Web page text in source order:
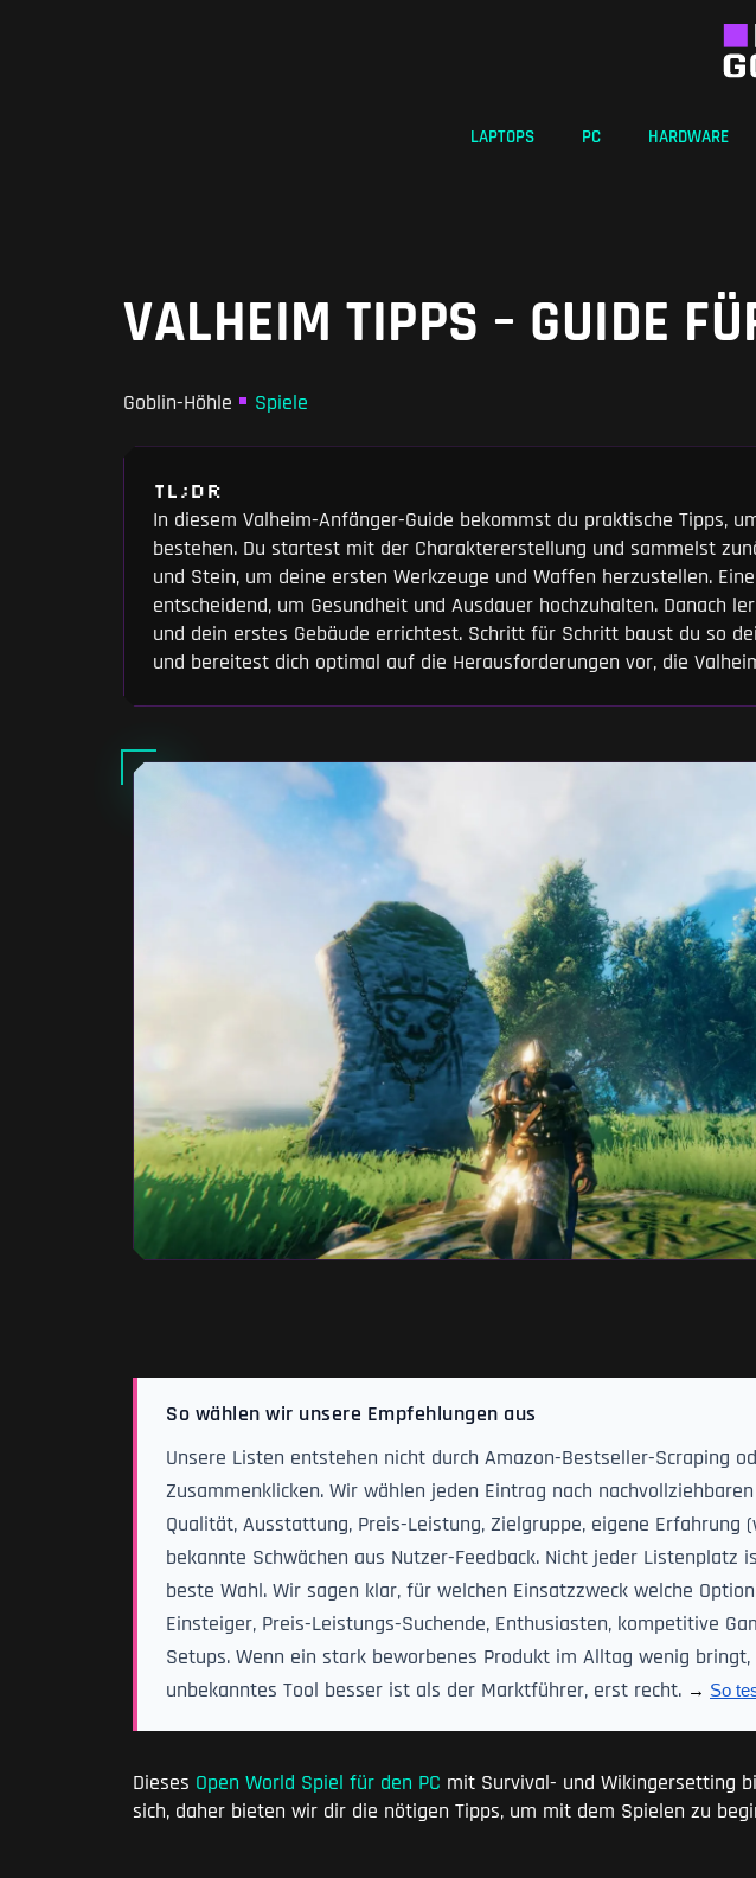
LAPTOPS PC HARDWARE
VALHEIM TIPPS – GUIDE
Goblin-Höhle Spiele
TL;DR
In diesem Valheim-Anfänger-Guide bekommst du praktische Tipps,
bestehen. Du startest mit der Charaktererstellung und sammelst
und Stein, um deine ersten Werkzeuge und Waffen herzustellen.
entscheidend, um Gesundheit und Ausdauer hochzuhalten. Danach
und dein erstes Gebäude errichtest. Schritt für Schritt baust du so
und bereitest dich optimal auf die Herausforderungen vor, die
So wählen wir unsere Empfehlungen aus
Unsere Listen entstehen nicht durch Amazon-Bestseller-Scraping
Zusammenklicken. Wir wählen jeden Eintrag nach
Qualität, Ausstattung, Preis-Leistung, Zielgruppe, eigene Erfahrung
bekannte Schwächen aus Nutzer-Feedback. Nicht jeder Listenplatz
beste Wahl. Wir sagen klar, für welchen Einsatzzweck welche
Einsteiger, Preis-Leistungs-Suchende, Enthusiasten, kompetitive
Setups. Wenn ein stark beworbenes Produkt im Alltag wenig
unbekanntes Tool besser ist als der Marktführer, erst recht. → So
Dieses Open World Spiel für den PC mit Survival- und Wikingersetting
sich, daher bieten wir dir die nötigen Tipps, um mit dem Spielen zu